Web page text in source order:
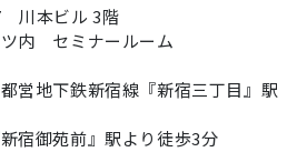
川本ビル 3階
内 セミナールーム
営地下鉄新宿線『新宿三丁目』駅
宿御苑前』駅より徒歩3分